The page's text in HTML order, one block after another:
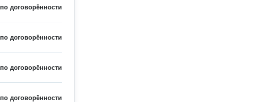
по договорённости
по договорённости
по договорённости
по договорённости